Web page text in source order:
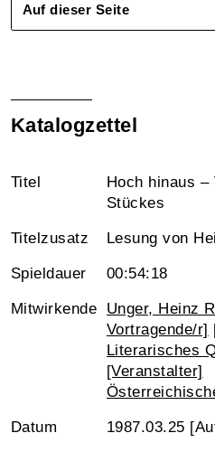
Auf dieser Seite
Katalogzettel
Titel
Hoch hinaus –
Stückes
Titelzusatz Lesung von
Spieldauer 00:54:18
Mitwirkende
Unger, Heinz
Vortragende/r]
Literarisches
[Veranstalter]
Datum 1987.03.25